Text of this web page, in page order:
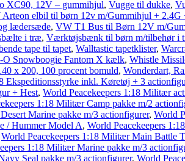
XC90, 12V – gummihjul, Vugge til dukke,
elbil til børn 12v m/Gummihjul + 2.4G
lædersæde, VW T1 Bus til Børn 12V m/
i træ, Værktøjsbænk til børn m/tilbehør i
tape til tapet, Walltastic tapetklister,
O Snowboogie Fantom X kælk, Whistle
x 200, 100 procent bomuld, Wonderdart,
Ekspeditionsstyrke inkl. Køretøj + 3
+ Hest, World Peacekeepers 1:18 Militær
1:18 Militær Camp pakke m/2
Marine pakke m/3 actionfigurer, World
/ Hummer Model A, World Peacekeepers
World Peacekeepers 1:18 Militær Main Battle
1:18 Militær Marine pakke m/3
Seal pakke m/3 actionfigurer, World